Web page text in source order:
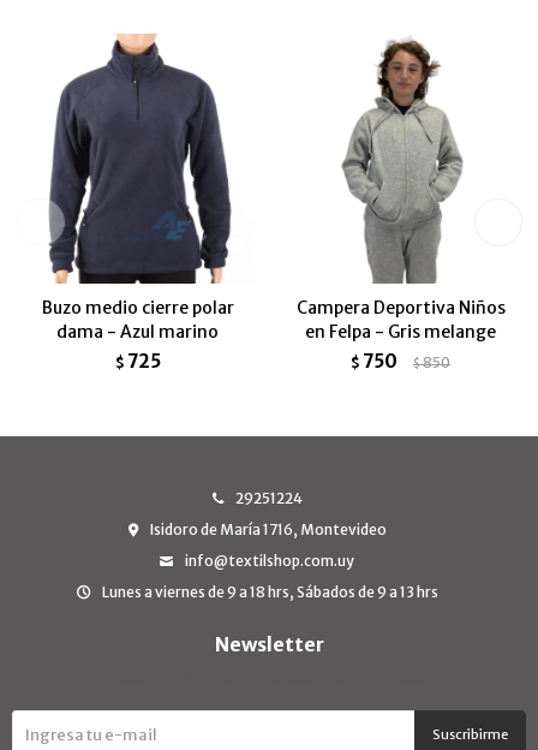
Buzo medio cierre polar
dama - Azul marino
$ 725
Campera Deportiva Niños
en Felpa - Gris melange
$ 750 $850
29251224
Isidoro de María 1716, Montevideo
info@textilshop.com.uy
Lunes a viernes de 9 a 18 hrs, Sábados de 9 a 13 hrs
Newsletter
Suscribirme